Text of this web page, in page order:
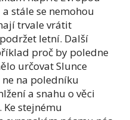
stále se nemohou
trvale vrátit
letní. Další
proč by poledne
určovat Slunce
na poledníku
a snahu o věci
stejnému